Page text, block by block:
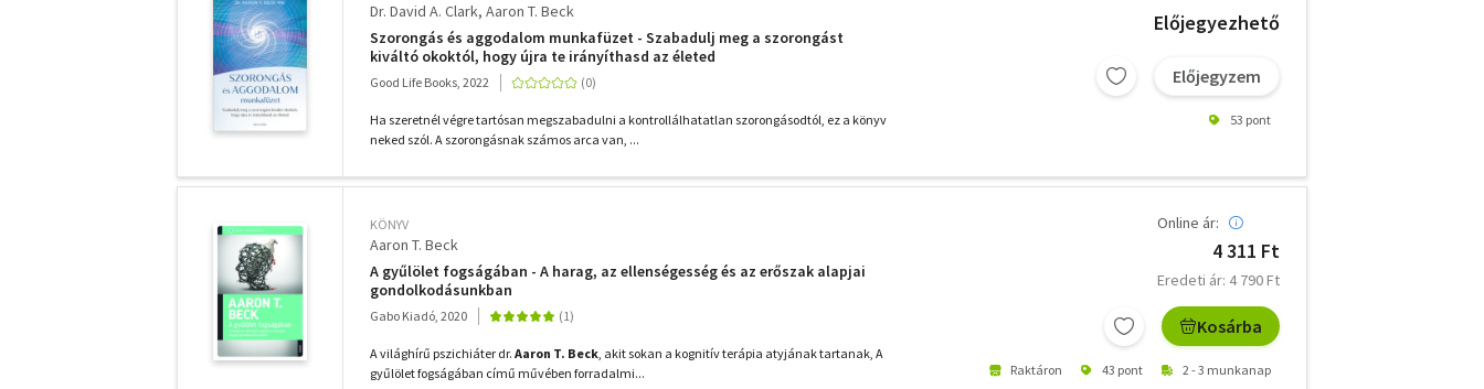
Dr. David A. Clark Aaron T. Beck
Szorongás és aggodalom munkafüzet - Szabadulj meg a szorongást
kiváltó okoktól, hogy újra te irányíthasd az életed
Good Life Books, 2022
Ha szeretnél végre tartósan megszabadulni a kontrollálhatatlan szorongásodtól, ez a könyv
neked szól. A szorongásnak számos arca van, ...
Előjegyezhető
Előjegyzem
53 pont
KÖNYV
Aaron T. Beck
A gyűlölet fogságában - A harag, az ellenségesség és az erőszak alapjai
gondolkodásunkban
Gabo Kiadó, 2020
A világhírű pszichiáter dr. Aaron T. Beck, akit sokan a kognitív terápia atyjának tartanak, A
gyűlölet fogságában című művében forradalmi...
Online ár:
4 311 Ft
Eredeti ár: 4 790 Ft
Kosárba
Raktáron 43 pont 2 - 3 munkanap